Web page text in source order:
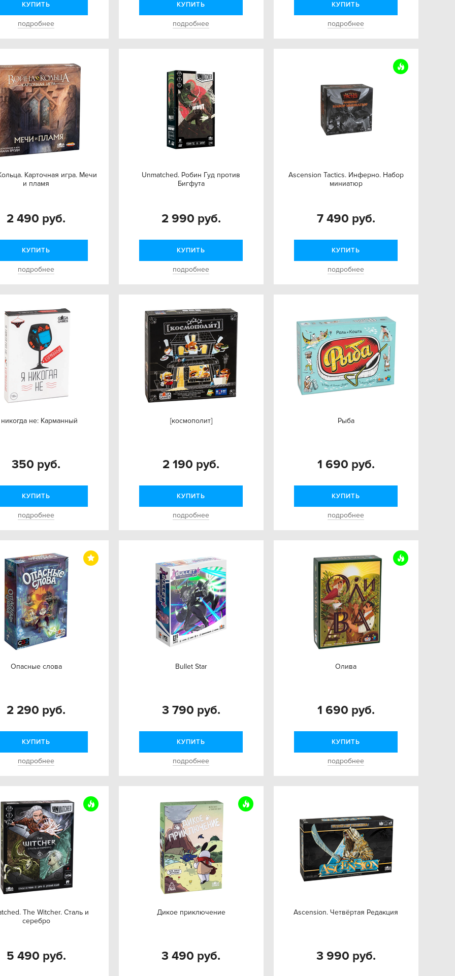
КУПИТЬ
подробнее
КУПИТЬ
подробнее
КУПИТЬ
подробнее
Карточная игра. Мечи
и пламя
2 490 руб.
КУПИТЬ
подробнее
Unmatched. Робин Гуд против
Бигфута
2 990 руб.
КУПИТЬ
подробнее
Ascension Tactics. Инферно. Набор
миниатюр
7 490 руб.
КУПИТЬ
подробнее
не: Карманный
350 руб.
КУПИТЬ
подробнее
[космополит]
2 190 руб.
КУПИТЬ
подробнее
Рыба
1 690 руб.
КУПИТЬ
подробнее
Опасные слова
2 290 руб.
КУПИТЬ
подробнее
Bullet Star
3 790 руб.
КУПИТЬ
подробнее
Олива
1 690 руб.
КУПИТЬ
подробнее
The Witcher. Сталь и
серебро
5 490 руб.
Дикое приключение
3 490 руб.
Ascension. Четвёртая Редакция
3 990 руб.